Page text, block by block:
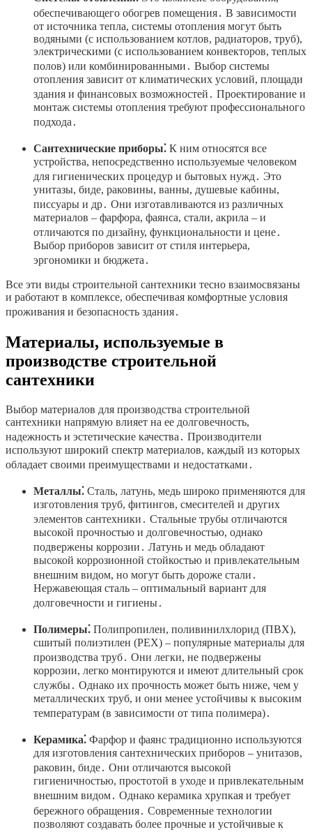
обеспечивающего обогрев помещения․ В зависимости
от источника тепла, системы отопления могут быть
водяными (с использованием котлов, радиаторов, труб),
электрическими (с использованием конвекторов, теплых
полов) или комбинированными․ Выбор системы
отопления зависит от климатических условий, площади
здания и финансовых возможностей․ Проектирование и
монтаж системы отопления требуют профессионального
подхода․
Сантехнические приборы⁚ К ним относятся все
устройства, непосредственно используемые человеком
для гигиенических процедур и бытовых нужд․ Это
унитазы, биде, раковины, ванны, душевые кабины,
писсуары и др․ Они изготавливаются из различных
материалов – фарфора, фаянса, стали, акрила – и
отличаются по дизайну, функциональности и цене․
Выбор приборов зависит от стиля интерьера,
эргономики и бюджета․
Все эти виды строительной сантехники тесно взаимосвязаны
и работают в комплексе, обеспечивая комфортные условия
проживания и безопасность здания․
Материалы, используемые в
производстве строительной
сантехники
Выбор материалов для производства строительной
сантехники напрямую влияет на ее долговечность,
надежность и эстетические качества․ Производители
используют широкий спектр материалов, каждый из которых
обладает своими преимуществами и недостатками․
Металлы⁚ Сталь, латунь, медь широко применяются для
изготовления труб, фитингов, смесителей и других
элементов сантехники․ Стальные трубы отличаются
высокой прочностью и долговечностью, однако
подвержены коррозии․ Латунь и медь обладают
высокой коррозионной стойкостью и привлекательным
внешним видом, но могут быть дороже стали․
Нержавеющая сталь – оптимальный вариант для
долговечности и гигиены․
Полимеры⁚ Полипропилен, поливинилхлорид (ПВХ),
сшитый полиэтилен (PEX) – популярные материалы для
производства труб․ Они легки, не подвержены
коррозии, легко монтируются и имеют длительный срок
службы․ Однако их прочность может быть ниже, чем у
металлических труб, и они менее устойчивы к высоким
температурам (в зависимости от типа полимера)․
Керамика⁚ Фарфор и фаянс традиционно используются
для изготовления сантехнических приборов – унитазов,
раковин, биде․ Они отличаются высокой
гигиеничностью, простотой в уходе и привлекательным
внешним видом․ Однако керамика хрупкая и требует
бережного обращения․ Современные технологии
позволяют создавать более прочные и устойчивые к